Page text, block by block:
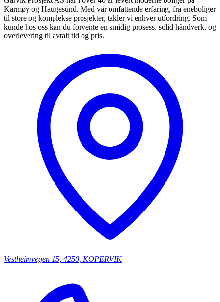
Karmøy og Haugesund. Med vår omfattende erfaring, fra eneboliger
til store og komplekse prosjekter, takler vi enhver utfordring. Som
kunde hos oss kan du forvente en smidig prosess, solid håndverk, og
overlevering til avtalt tid og pris.
Vestheimvegen 15 4250 KOPERVIK